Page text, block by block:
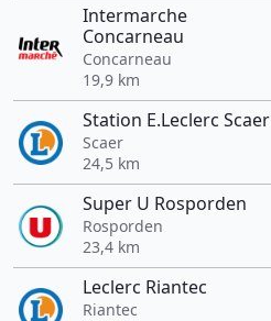
Intermarche
Concarneau
Concarneau
19,9 km
Station E.Leclerc Scaer
Scaer
24,5 km
Super U Rosporden
Rosporden
23,4 km
Leclerc Riantec
Riantec